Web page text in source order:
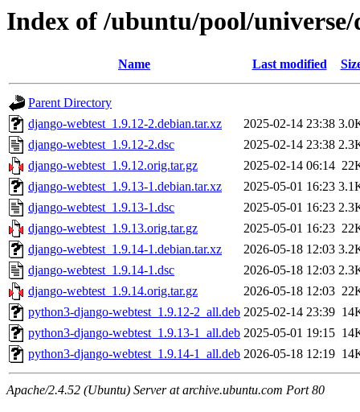
Index of /ubuntu/pool/
Name Last modified
Parent Directory
django-webtest_1.9.12-2.debian.tar.xz
2025-02-14 23:38
django-webtest_1.9.12-2.dsc
2025-02-14 23:38
django-webtest_1.9.12.orig.tar.gz
2025-02-14 06:14
django-webtest_1.9.13-1.debian.tar.xz
2025-05-01 16:23
django-webtest_1.9.13-1.dsc
2025-05-01 16:23
django-webtest_1.9.13.orig.tar.gz
2025-05-01 16:23
django-webtest_1.9.14-1.debian.tar.xz
2026-05-18 12:03
django-webtest_1.9.14-1.dsc
2026-05-18 12:03
django-webtest_1.9.14.orig.tar.gz
2026-05-18 12:03
python3-django-webtest_1.9.12-2_all.deb 2025-02-14 23:39
python3-django-webtest_1.9.13-1_all.deb 2025-05-01 19:15
python3-django-webtest_1.9.14-1_all.deb 2026-05-18 12:19
Apache/2.4.52 (Ubuntu) Server at archive.ubuntu.com Port 80